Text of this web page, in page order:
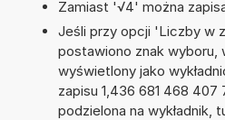
Zamiast '√4' można
Jeśli przy opcji 'Liczby w
postawiono znak wyboru,
wyświetlony jako
zapisu 1,436 681 468 407
podzielona na wykładnik,